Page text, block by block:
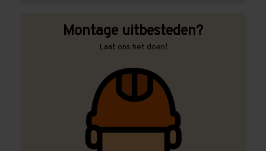
Montage uitbesteden?
Laat ons het doen!